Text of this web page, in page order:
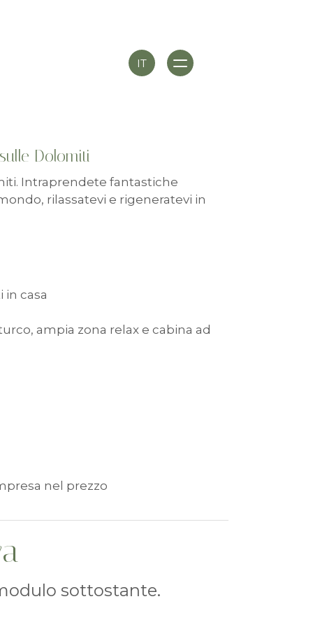
IT
Dolomiti
Intraprendete fantastiche
rilassatevi e rigeneratevi in
casa
ampia zona relax e cabina ad
nel prezzo
sottostante.